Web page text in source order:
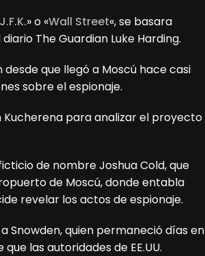
J.F.K.» o «Wall Street«, se basara
The Guardian Luke Harding.
desde que llegó a Moscú hace casi
sobre el espionaje.
Kucherena para analizar el proyecto
de nombre Joshua Cold, que
de Moscú, donde entabla
revelar los actos de espionaje.
Snowden, quien permaneció días en
las autoridades de EE.UU.